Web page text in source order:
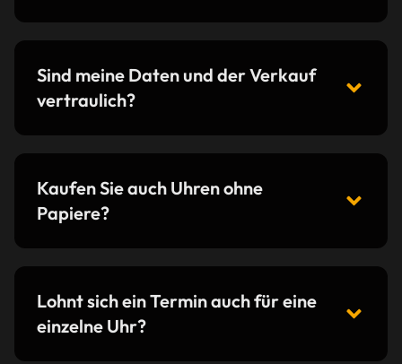
Sind meine Daten und der Verkauf
vertraulich?
Kaufen Sie auch Uhren ohne
Papiere?
Lohnt sich ein Termin auch für eine
einzelne Uhr?